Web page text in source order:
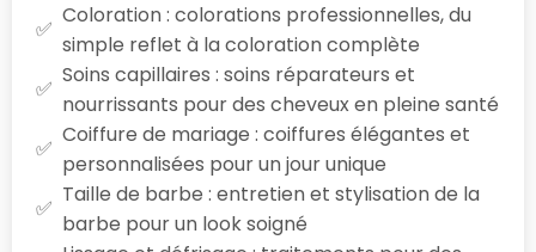
Coloration : colorations professionnelles, du
simple reflet à la coloration complète
Soins capillaires : soins réparateurs et
nourrissants pour des cheveux en pleine santé
Coiffure de mariage : coiffures élégantes et
personnalisées pour un jour unique
Taille de barbe : entretien et stylisation de la
barbe pour un look soigné